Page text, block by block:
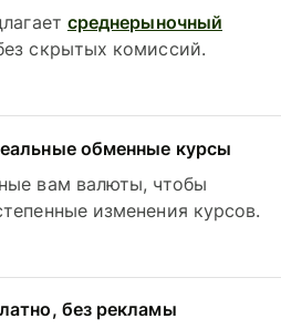
среднерыночный
скрытых комиссий.
обменные курсы
вам валюты, чтобы
изменения курсов.
без рекламы